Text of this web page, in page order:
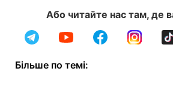
Або читайте нас там, де
Більше по темі: